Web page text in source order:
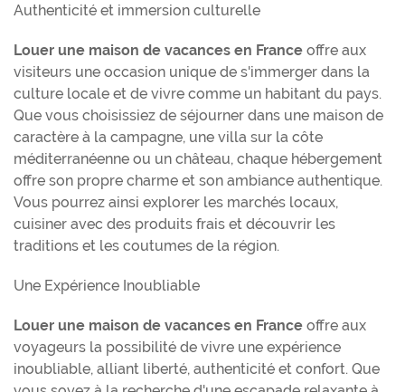
Authenticité et immersion culturelle
Louer une maison de vacances en France offre aux
visiteurs une occasion unique de s'immerger dans la
culture locale et de vivre comme un habitant du pays.
Que vous choisissiez de séjourner dans une maison de
caractère à la campagne, une villa sur la côte
méditerranéenne ou un château, chaque hébergement
offre son propre charme et son ambiance authentique.
Vous pourrez ainsi explorer les marchés locaux,
cuisiner avec des produits frais et découvrir les
traditions et les coutumes de la région.
Une Expérience Inoubliable
Louer une maison de vacances en France offre aux
voyageurs la possibilité de vivre une expérience
inoubliable, alliant liberté, authenticité et confort. Que